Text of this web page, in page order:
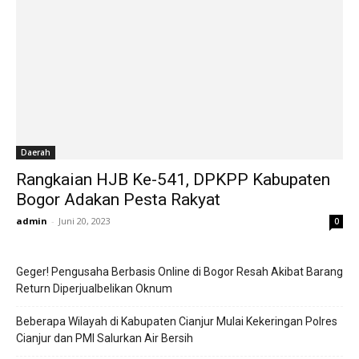
Daerah
Rangkaian HJB Ke-541, DPKPP Kabupaten
Bogor Adakan Pesta Rakyat
admin - Juni 20, 2023 0
Geger! Pengusaha Berbasis Online di Bogor Resah Akibat Barang
Return Diperjualbelikan Oknum
Beberapa Wilayah di Kabupaten Cianjur Mulai Kekeringan Polres
Cianjur dan PMI Salurkan Air Bersih